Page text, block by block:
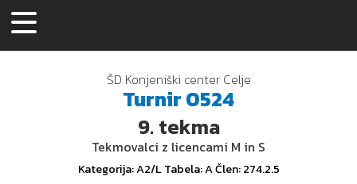
ŠD Konjeniški center Celje
Turnir0524
9. tekma
Tekmovalci z licencami M in S
Kategorija: A2/LTabela: AČlen: 274.2.5